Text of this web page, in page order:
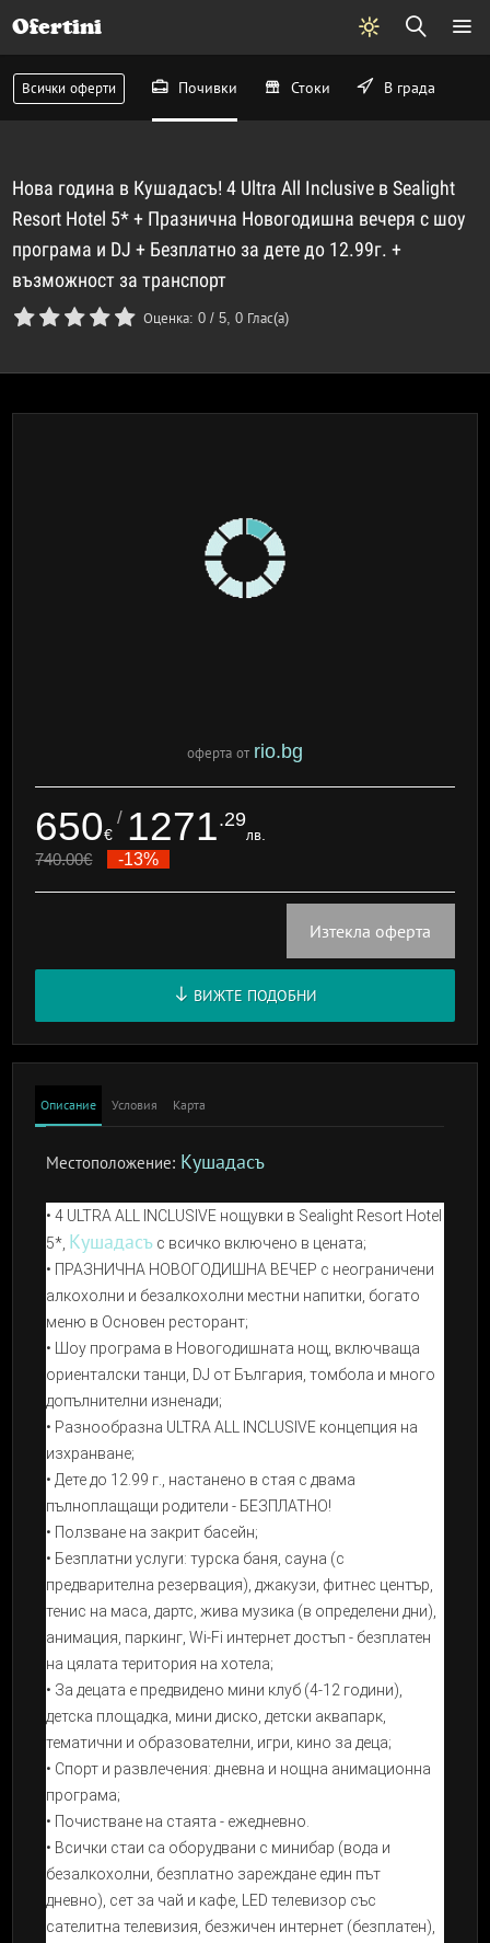
Ofertini
Всички оферти Почивки Стоки В града
Нова година в Кушадасъ! 4 Ultra All Inclusive в Sealight
Resort Hotel 5* + Празнична Новогодишна вечеря с шоу
програма и DJ + Безплатно за дете до 12.99г. +
възможност за транспорт
Оценка:0 /5,0 Глас(а)
оферта от rio.bg
650€
/ 1271.29
лв.
740.00€ -13%
Изтекла оферта
ВИЖТЕ ПОДОБНИ
Описание Условия Карта
Местоположение: Кушадасъ
• 4 ULTRA ALL INCLUSIVE нощувки в Sealight Resort Hotel
5*, Кушадасъ с всичко включено в цената;
• ПРАЗНИЧНА НОВОГОДИШНА ВЕЧЕР с неограничени
алкохолни и безалкохолни местни напитки, богато
меню в Основен ресторант;
• Шоу програма в Новогодишната нощ, включваща
ориенталски танци, DJ от България, томбола и много
допълнителни изненади;
• Разнообразна ULTRA ALL INCLUSIVE концепция на
изхранване;
• Дете до 12.99 г., настанено в стая с двама
пълноплащащи родители - БЕЗПЛАТНО!
• Ползване на закрит басейн;
• Безплатни услуги: турска баня, сауна (с
предварителна резервация), джакузи, фитнес център,
тенис на маса, дартс, жива музика (в определени дни),
анимация, паркинг, Wi-Fi интернет достъп - безплатен
на цялата територия на хотела;
• За децата е предвидено мини клуб (4-12 години),
детска площадка, мини диско, детски аквапарк,
тематични и образователни, игри, кино за деца;
• Спорт и развлечения: дневна и нощна анимационна
програма;
• Почистване на стаята - ежедневно.
• Всички стаи са оборудвани с минибар (вода и
безалкохолни, безплатно зареждане един път
дневно), сет за чай и кафе, LED телевизор със
сателитна телевизия, безжичен интернет (безплатен),